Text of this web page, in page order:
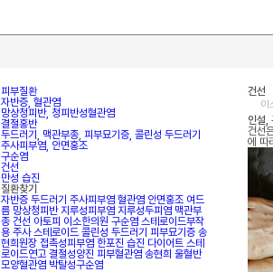
건선
이
인설,
건선
에 따
피부질환
자반증, 혈관염
망상청피반, 청피반성혈관염
결절홍반
두드러기, 맥관부종, 피부묘기증, 콜린성 두드러기
주사피부염, 안면홍조
구순염
건선
만성 습진
질환찾기
자반증 두드러기 주사피부염 혈관염 안면홍조 여드
름 망상청피반 지루성피부염 지루성두피염 맥관부
종 건선 아토피 이소한의원 구순염 스테로이드부작
용 주사 스테로이드 콜린성 두드러기 피부묘기증 송
현희원장 접촉성피부염 한포진 습진 다이어트 스테
로이드연고 결절성양진 피부혈관염 송현희 울혈반
모양혈관염 박탈성구순염